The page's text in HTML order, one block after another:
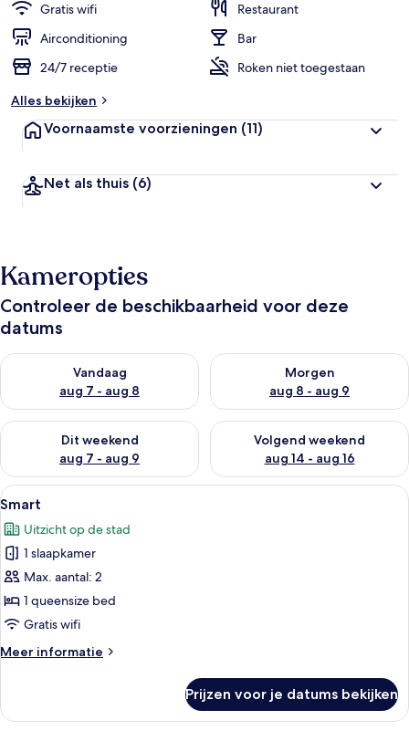
Gratis wifi
Restaurant
Airconditioning
Bar
24/7 receptie
Roken niet toegestaan
Alles bekijken
Voornaamste voorzieningen (11)
Net als thuis (6)
Kameropties
Controleer de beschikbaarheid voor deze
datums
Vandaag
aug 7 - aug 8
De beschikbaarheid controleren voor vanavond aug 7 - aug 8
Morgen
aug 8 - aug 9
De beschikbaarheid
Dit weekend
aug 7 - aug 9
De beschikbaarheid controleren voor dit weekend aug 7 -
Volgend weekend
aug 14 - aug 16
De beschikbaarheid
Alle
foto's
voor
Smart
laden
Een hotelkamer met een bed, een
5
Smart
Uitzicht op de stad
1 slaapkamer
Max. aantal: 2
1 queensize bed
Gratis wifi
Meer informatie
Meer
Prijzen voor je datums bekijken